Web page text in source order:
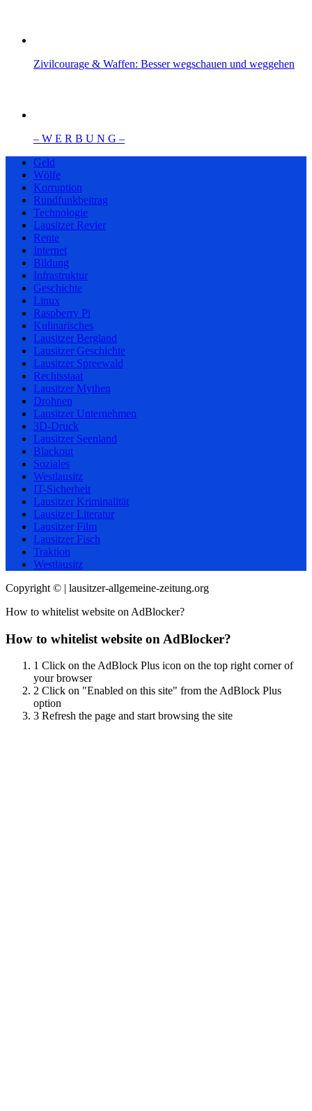
Zivilcourage & Waffen: Besser wegschauen und weggehen
– W Ε R Β U Ν G –
Geld
Wölfe
Korruption
Rundfunkbeitrag
Technologie
Lausitzer Revier
Rente
Internet
Bildung
Infrastruktur
Geschichte
Linux
Raspberry Pi
Kulinarisches
Lausitzer Bergland
Lausitzer Geschichte
Lausitzer Spreewald
Rechtsstaat
Lausitzer Mythen
Drohnen
Lausitzer Unternehmen
3D-Druck
Lausitzer Seenland
Blackout
Soziales
Westlausitz
IT-Sicherheit
Lausitzer Kriminalität
Lausitzer Literatur
Lausitzer Film
Lausitzer Fisch
Traktion
Westlausitz
Copyright © | lausitzer-allgemeine-zeitung.org
How to whitelist website on AdBlocker?
How to whitelist website on AdBlocker?
1 Click on the AdBlock Plus icon on the top right corner of
your browser
2 Click on "Enabled on this site" from the AdBlock Plus
option
3 Refresh the page and start browsing the site